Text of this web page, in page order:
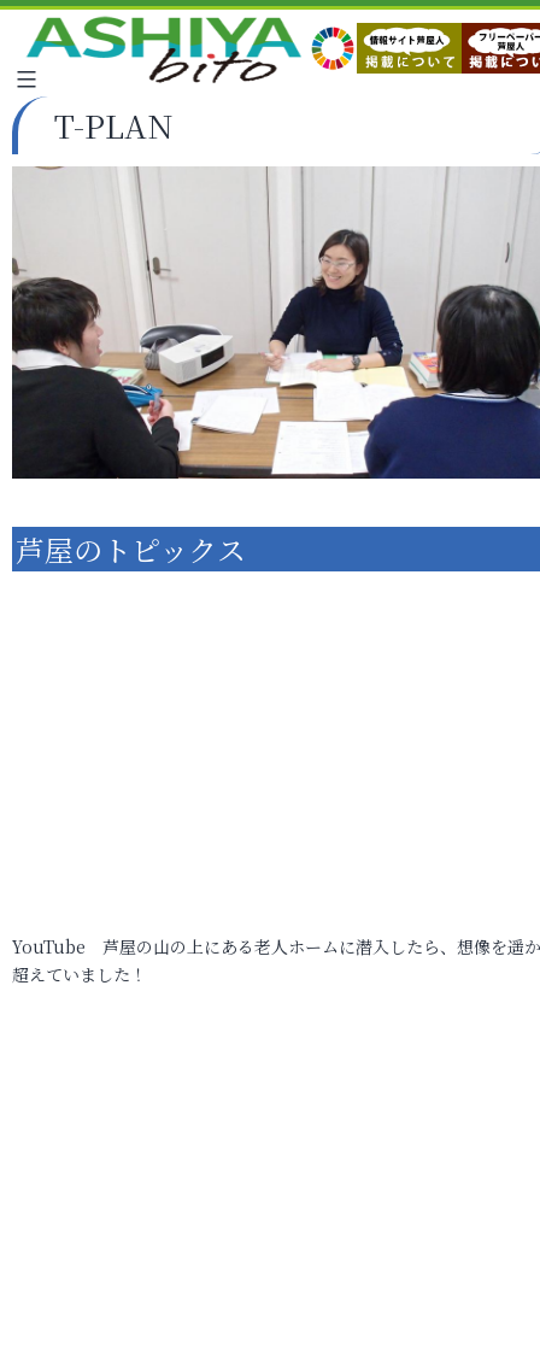
T-PLAN
芦屋のトピックス
YouTube 芦屋の山の上にある老人ホームに潜入したら、想像を遥
超えていました！